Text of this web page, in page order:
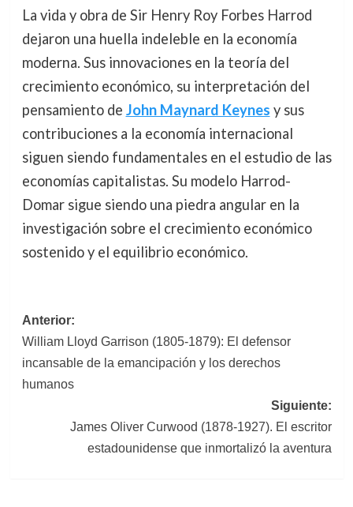
La vida y obra de Sir Henry Roy Forbes Harrod
dejaron una huella indeleble en la economía
moderna. Sus innovaciones en la teoría del
crecimiento económico, su interpretación del
pensamiento de John Maynard Keynes y sus
contribuciones a la economía internacional
siguen siendo fundamentales en el estudio de las
economías capitalistas. Su modelo Harrod-
Domar sigue siendo una piedra angular en la
investigación sobre el crecimiento económico
sostenido y el equilibrio económico.
Navegación
de
entradas
Anterior:
William Lloyd Garrison (1805-1879): El defensor
incansable de la emancipación y los derechos
humanos
Siguiente:
James Oliver Curwood (1878-1927). El escritor
estadounidense que inmortalizó la aventura